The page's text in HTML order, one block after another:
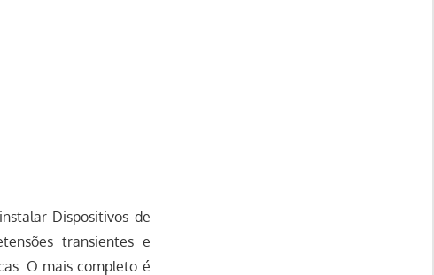
Dispositivos de
transientes e
O mais completo é